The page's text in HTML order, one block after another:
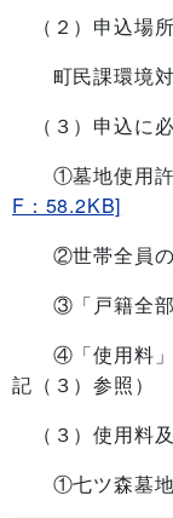
（２）申込場所
町民課環境対
（３）申込に
①墓地使用
F：58.2KB]
②世帯全員の
③「戸籍全部
④「使用料」
記（３）参照）
（３）使用料
①七ツ森墓地